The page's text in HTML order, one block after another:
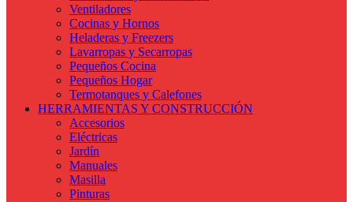
Ventiladores
Cocinas y Hornos
Heladeras y Freezers
Lavarropas y Secarropas
Pequeños Cocina
Pequeños Hogar
Termotanques y Calefones
HERRAMIENTAS Y CONSTRUCCIÓN
Accesorios
Eléctricas
Jardín
Manuales
Masilla
Pinturas